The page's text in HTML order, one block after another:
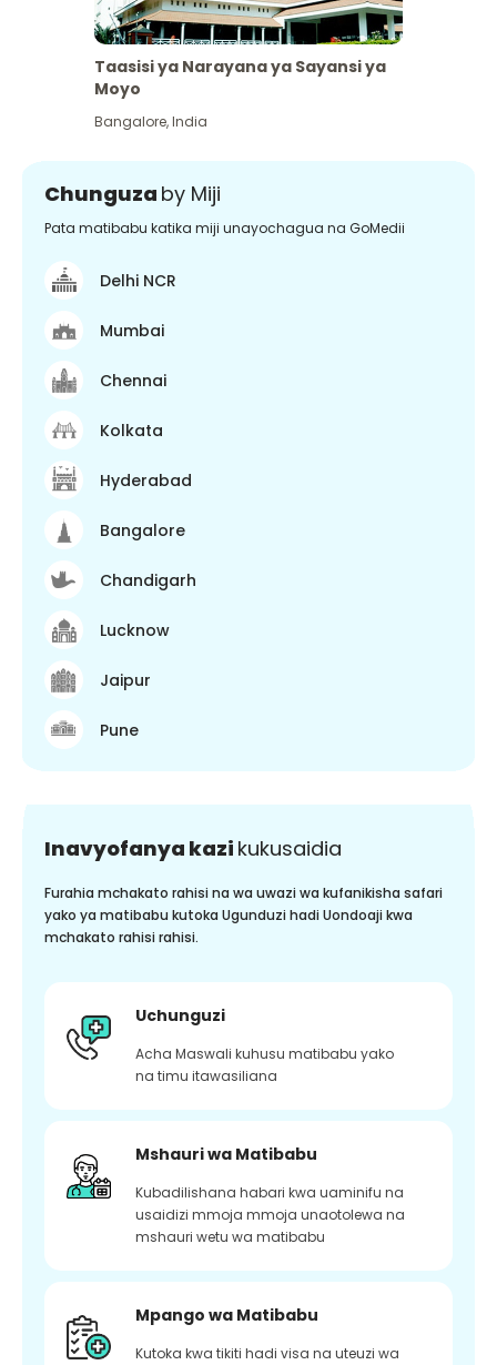
Taasisi ya Narayana ya Sayansi ya
Moyo
Bangalore,India
Chunguza by Miji
Pata matibabu katika miji unayochagua na GoMedii
Delhi NCR
Mumbai
Chennai
Kolkata
Hyderabad
Bangalore
Chandigarh
Lucknow
Jaipur
Pune
Inavyofanya kazi kukusaidia
Furahia mchakato rahisi na wa uwazi wa kufanikisha safari
yako ya matibabu kutoka Ugunduzi hadi Uondoaji kwa
mchakato rahisi rahisi.
Uchunguzi
Acha Maswali kuhusu matibabu yako
na timu itawasiliana
Mshauri wa Matibabu
Kubadilishana habari kwa uaminifu na
usaidizi mmoja mmoja unaotolewa na
mshauri wetu wa matibabu
Mpango wa Matibabu
Kutoka kwa tikiti hadi visa na uteuzi wa